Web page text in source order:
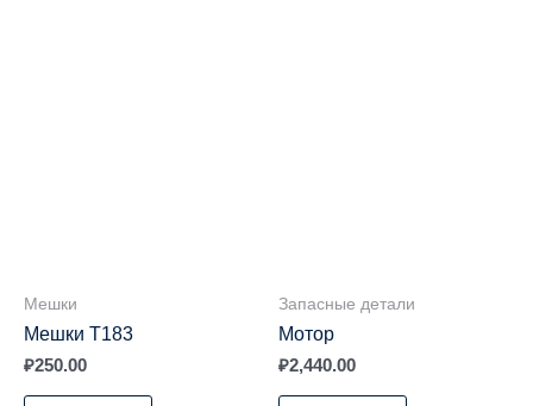
Мешки
Мешки T183
₽250.00
Запасные детали
Мотор
₽2,440.00